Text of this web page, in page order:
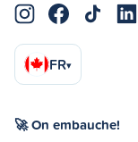
FR▾
🚀 On embauche!